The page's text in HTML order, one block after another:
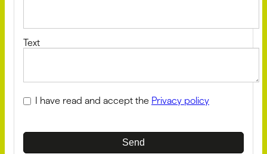
Text
I have read and accept the Privacy policy
Send